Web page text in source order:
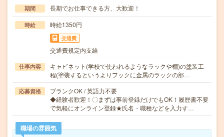
期間 長期でお仕事できる方、大歓迎！
時給 時給1350円
交通費
交通費規定内支給
仕事内容
キャビネット(学校で使われるようなラックや棚)の塗装工
程(塗装するというよりフックに金属のラックの部…
応募資格
ブランクOK / 英語力不要
◆経験者歓迎！〇まずは事前登録だけでもOK！履歴書不要
で気軽にオンライン登録★氏名・職種などを入力す…
職場の雰囲気